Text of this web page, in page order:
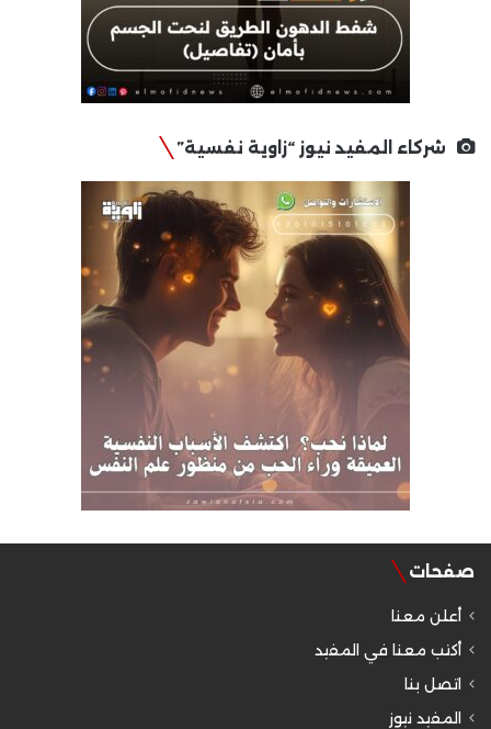
شركاء المفيد نيوز “زاوية نفسية”
صفحات
أعلن معنا
أكتب معنا في المفيد
اتصل بنا
المفيد نيوز